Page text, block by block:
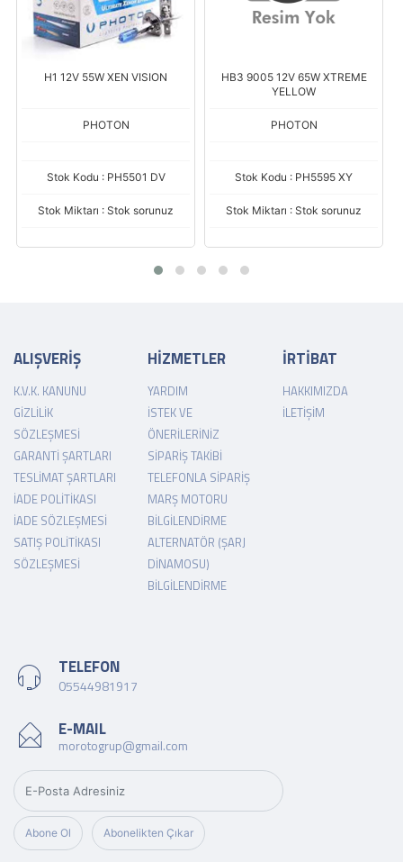
H1 12V 55W XEN VISION
PHOTON
Stok Kodu : PH5501 DV
Stok Miktarı : Stok sorunuz
HB3 9005 12V 65W XTREME
YELLOW
PHOTON
Stok Kodu : PH5595 XY
Stok Miktarı : Stok sorunuz
ALIŞVERİŞ
K.V.K. KANUNU
GIZLILIK
SÖZLEŞMESI
GARANTI ŞARTLARI
TESLIMAT ŞARTLARI
İADE POLITIKASI
İADE SÖZLEŞMESI
SATIŞ POLITIKASI
SÖZLEŞMESI
HİZMETLER
YARDIM
İSTEK VE
ÖNERILERINIZ
SIPARIŞ TAKIBI
TELEFONLA SIPARIŞ
MARŞ MOTORU
BILGILENDIRME
ALTERNATÖR (ŞARJ
DINAMOSU)
BILGILENDIRME
İRTİBAT
HAKKIMIZDA
İLETIŞIM
TELEFON
05544981917
E-MAIL
morotogrup@gmail.com
Abone Ol Abonelikten Çıkar